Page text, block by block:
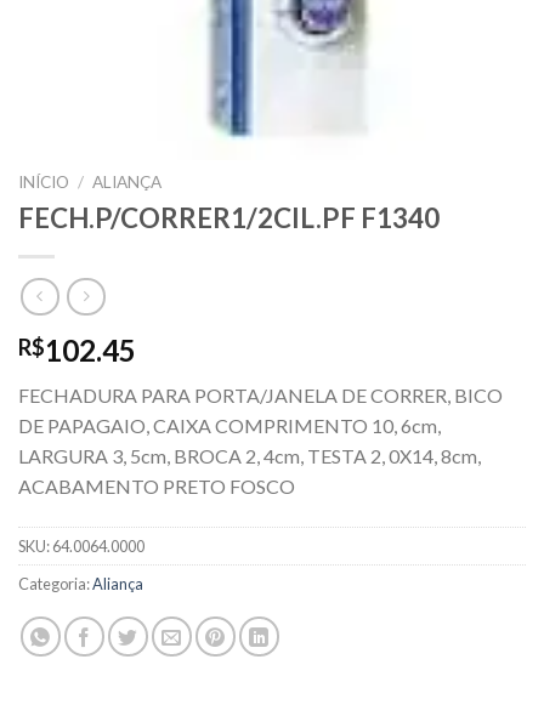
INÍCIO / ALIANÇA
FECH.P/CORRER1/2CIL.PF F1340
R$102.45
FECHADURA PARA PORTA/JANELA DE CORRER, BICO
DE PAPAGAIO, CAIXA COMPRIMENTO 10, 6cm,
LARGURA 3, 5cm, BROCA 2, 4cm, TESTA 2, 0X14, 8cm,
ACABAMENTO PRETO FOSCO
SKU:64.0064.0000
Categoria:Aliança